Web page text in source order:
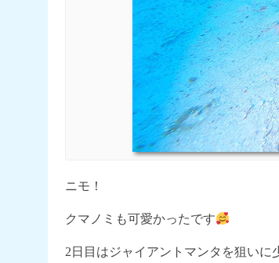
ニモ！
クマノミも可愛かったです
2日目はジャイアントマンタを狙い